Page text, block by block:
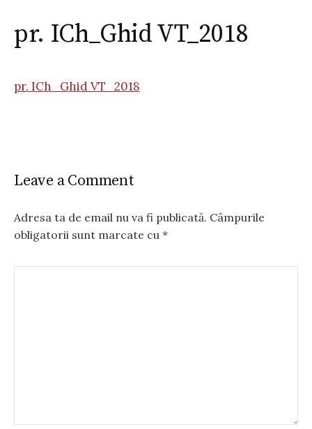
pr. ICh_Ghid VT_2018
pr. ICh_Ghid VT_2018
Leave a Comment
Adresa ta de email nu va fi publicată. Câmpurile
obligatorii sunt marcate cu *